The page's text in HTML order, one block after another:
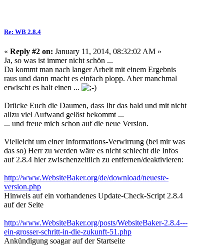
Re: WB 2.8.4
« Reply #2 on: January 11, 2014, 08:32:02 AM »
Ja, so was ist immer nicht schön ...
Da kommt man nach langer Arbeit mit einem Ergebnis
raus und dann macht es einfach plopp. Aber manchmal
erwischt es halt einen ...
Drücke Euch die Daumen, dass Ihr das bald und mit nicht
allzu viel Aufwand gelöst bekommt ...
... und freue mich schon auf die neue Version.
Vielleicht um einer Informations-Verwirrung (bei mir was
das so) Herr zu werden wäre es nicht schlecht die Infos
auf 2.8.4 hier zwischenzeitlich zu entfernen/deaktivieren:
http://www.WebsiteBaker.org/de/download/neueste-
version.php
Hinweis auf ein vorhandenes Update-Check-Script 2.8.4
auf der Seite
http://www.WebsiteBaker.org/posts/WebsiteBaker-2.8.4---
ein-grosser-schritt-in-die-zukunft-51.php
Ankündigung soagar auf der Startseite